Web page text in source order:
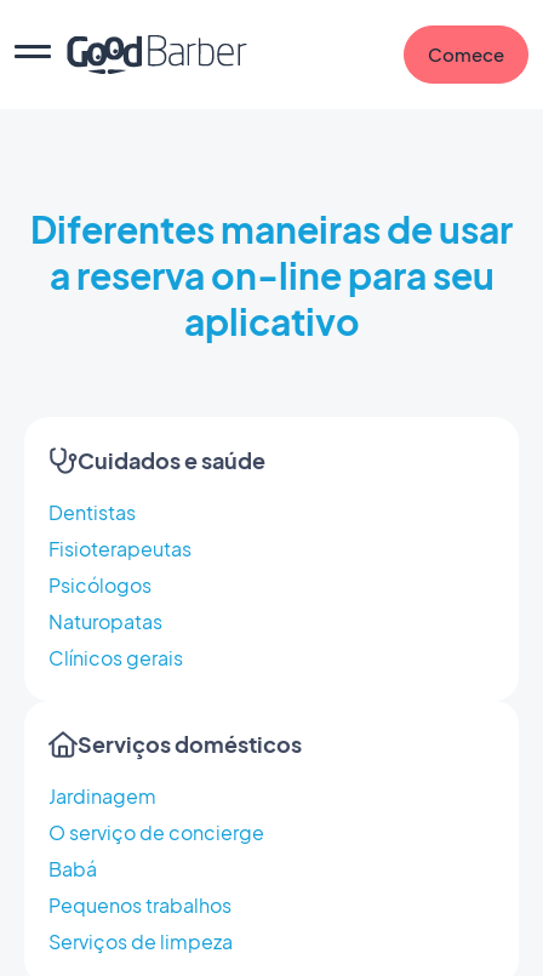
Comece
Diferentes maneiras de usar
a reserva on-line para seu
aplicativo
Cuidados e saúde
Dentistas
Fisioterapeutas
Psicólogos
Naturopatas
Clínicos gerais
Serviços domésticos
Jardinagem
O serviço de concierge
Babá
Pequenos trabalhos
Serviços de limpeza